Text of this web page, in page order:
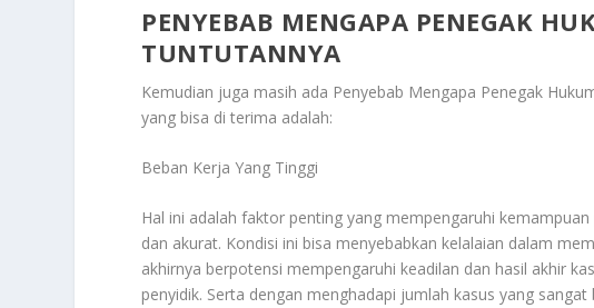
PENYEBAB MENGAPA PENEGAK
TUNTUTANNYA
Kemudian juga masih ada Penyebab Mengapa Penegak
yang bisa di terima adalah:
Beban Kerja Yang Tinggi
Hal ini adalah faktor penting yang mempengaruhi
dan akurat. Kondisi ini bisa menyebabkan kelalaian dalam
akhirnya berpotensi mempengaruhi keadilan dan hasil akhir
penyidik. Serta dengan menghadapi jumlah kasus yang